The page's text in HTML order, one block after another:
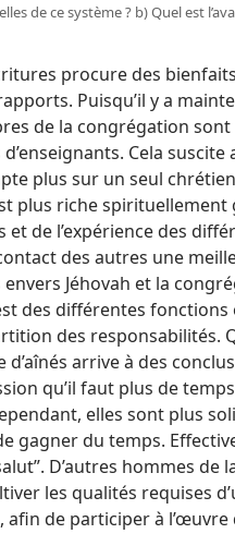
de ce système ? b) Quel est
procure des
Puisqu’il y a
de la congrégation
Cela suscite
plus sur un seul
plus riche spirituellement
de l’expérience des
des autres une
Jéhovah et la
des différentes fonctions
des responsabilités.
arrive à des
qu’il faut plus de
elles sont plus
gagner du temps.
D’autres hommes de
les qualités requises
afin de participer à